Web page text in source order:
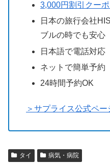
3,000円割引クー
日本の旅行会社
ブルの時でも安心
日本語で電話対応
ネットで簡単予約
24時間予約OK
＞サプライス公式ペー
タイ 病気・病院